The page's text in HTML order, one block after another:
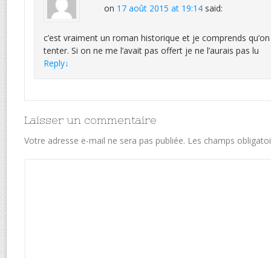
on 17 août 2015 at 19:14 said:
c’est vraiment un roman historique et je comprends
tenter. Si on ne me l’avait pas offert je ne l’aurais pas lu
Reply↓
Laisser un commentaire
Votre adresse e-mail ne sera pas publiée. Les champs